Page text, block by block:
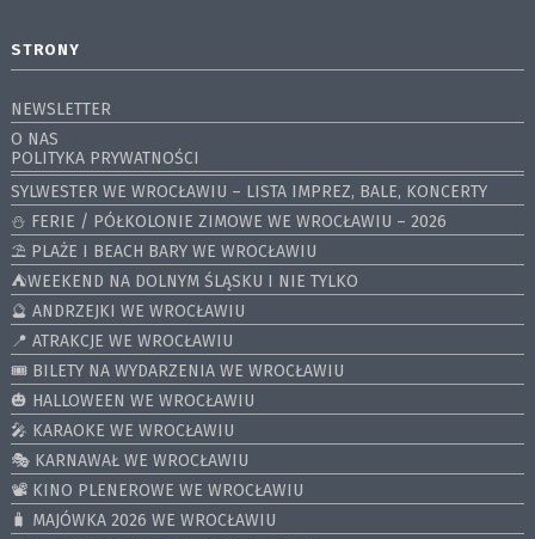
STRONY
NEWSLETTER
O NAS
POLITYKA PRYWATNOŚCI
SYLWESTER WE WROCŁAWIU – LISTA IMPREZ, BALE, KONCERTY
⛄️ FERIE / PÓŁKOLONIE ZIMOWE WE WROCŁAWIU – 2026
⛱️ PLAŻE I BEACH BARY WE WROCŁAWIU
⛺️WEEKEND NA DOLNYM ŚLĄSKU I NIE TYLKO
🔮 ANDRZEJKI WE WROCŁAWIU
📍 ATRAKCJE WE WROCŁAWIU
🎟️ BILETY NA WYDARZENIA WE WROCŁAWIU
🎃 HALLOWEEN WE WROCŁAWIU
🎤 KARAOKE WE WROCŁAWIU
🎭 KARNAWAŁ WE WROCŁAWIU
📽️ KINO PLENEROWE WE WROCŁAWIU
🧳 MAJÓWKA 2026 WE WROCŁAWIU